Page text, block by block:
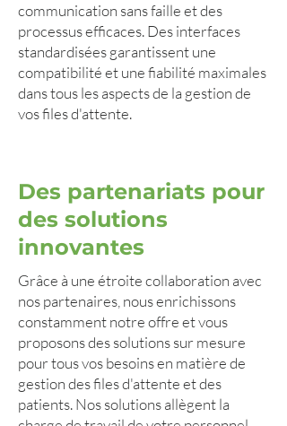
communication sans faille et des
processus efficaces. Des interfaces
standardisées garantissent une
compatibilité et une fiabilité maximales
dans tous les aspects de la gestion de
vos files d'attente.
Des partenariats pour
des solutions
innovantes
Grâce à une étroite collaboration avec
nos partenaires, nous enrichissons
constamment notre offre et vous
proposons des solutions sur mesure
pour tous vos besoins en matière de
gestion des files d'attente et des
patients. Nos solutions allègent la